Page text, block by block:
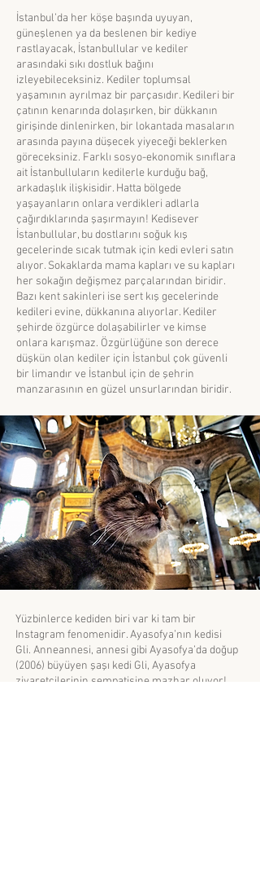
İstanbul’da her köşe başında uyuyan,
güneşlenen ya da beslenen bir kediye
rastlayacak, İstanbullular ve kediler
arasındaki sıkı dostluk bağını
izleyebileceksiniz. Kediler toplumsal
yaşamının ayrılmaz bir parçasıdır. Kedileri bir
çatının kenarında dolaşırken, bir dükkanın
girişinde dinlenirken, bir lokantada masaların
arasında payına düşecek yiyeceği beklerken
göreceksiniz. Farklı sosyo-ekonomik sınıflara
ait İstanbulluların kedilerle kurduğu bağ,
arkadaşlık ilişkisidir. Hatta bölgede
yaşayanların onlara verdikleri adlarla
çağırdıklarında şaşırmayın! Kedisever
İstanbullular, bu dostlarını soğuk kış
gecelerinde sıcak tutmak için kedi evleri satın
alıyor. Sokaklarda mama kapları ve su kapları
her sokağın değişmez parçalarından biridir.
Bazı kent sakinleri ise sert kış gecelerinde
kedileri evine, dükkanına alıyorlar. Kediler
şehirde özgürce dolaşabilirler ve kimse
onlara karışmaz. Özgürlüğüne son derece
düşkün olan kediler için İstanbul çok güvenli
bir limandır ve İstanbul için de şehrin
manzarasının en güzel unsurlarından biridir.
Yüzbinlerce kediden biri var ki tam bir
Instagram fenomenidir. Ayasofya’nın kedisi
Gli. Anneannesi, annesi gibi Ayasofya’da doğup
(2006) büyüyen şaşı kedi Gli, Ayasofya
ziyaretçilerinin sempatisine mazhar oluyor!